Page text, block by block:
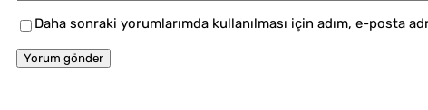
Daha sonraki yorumlarımda kullanılması için adım, e-posta